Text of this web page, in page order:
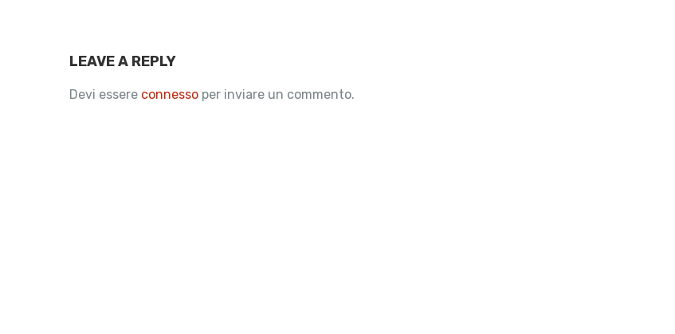
LEAVE A REPLY
Devi essere connesso per inviare un commento.